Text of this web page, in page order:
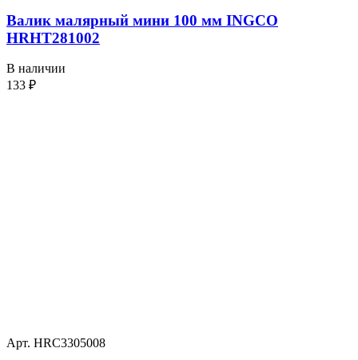
Валик малярный мини 100 мм INGCO
HRHT281002
В наличии
133 ₽
Арт. HRC3305008